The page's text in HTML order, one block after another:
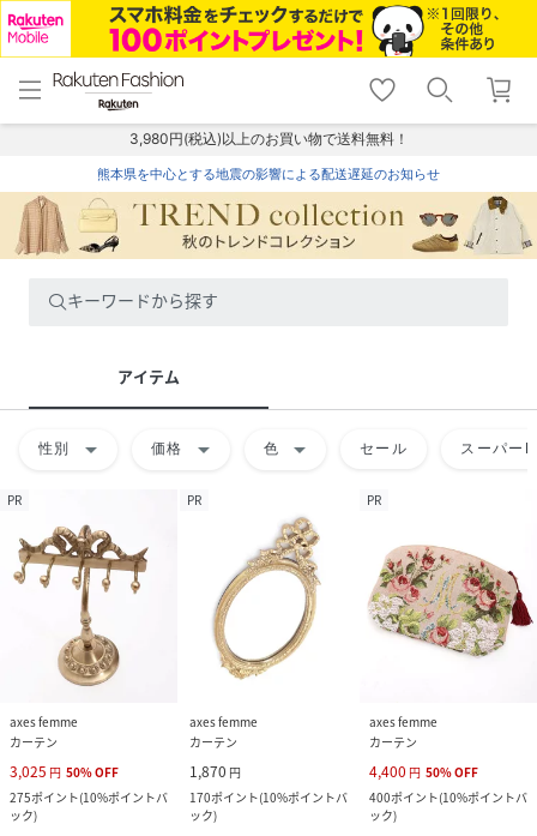
menu home
トップ
shopping_cart lock_outline
ログイン
3,980円(税込)以上のお買い物で送料無料！
熊本県を中心とする地震の影響による配送遅延のお知らせ
キーワードから探す
アイテム
性別 arrow_drop_down 価格 arrow_drop_down 色 arrow_drop_down セール スーパー
PR
axes femme
カーテン
3,025 円 50%OFF
275ポイント(10%ポイントバ
ック)
PR
axes femme
カーテン
1,870 円
170ポイント(10%ポイントバ
ック)
PR
axes femme
カーテン
4,400 円 50%OFF
400ポイント(10%ポイントバ
ック)